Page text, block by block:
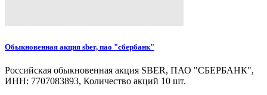
Обыкновенная акция sber, пао "сбербанк"
Российская обыкновенная акция SBER, ПАО "СБЕРБАНК",
ИНН: 7707083893, Количество акций 10 шт.